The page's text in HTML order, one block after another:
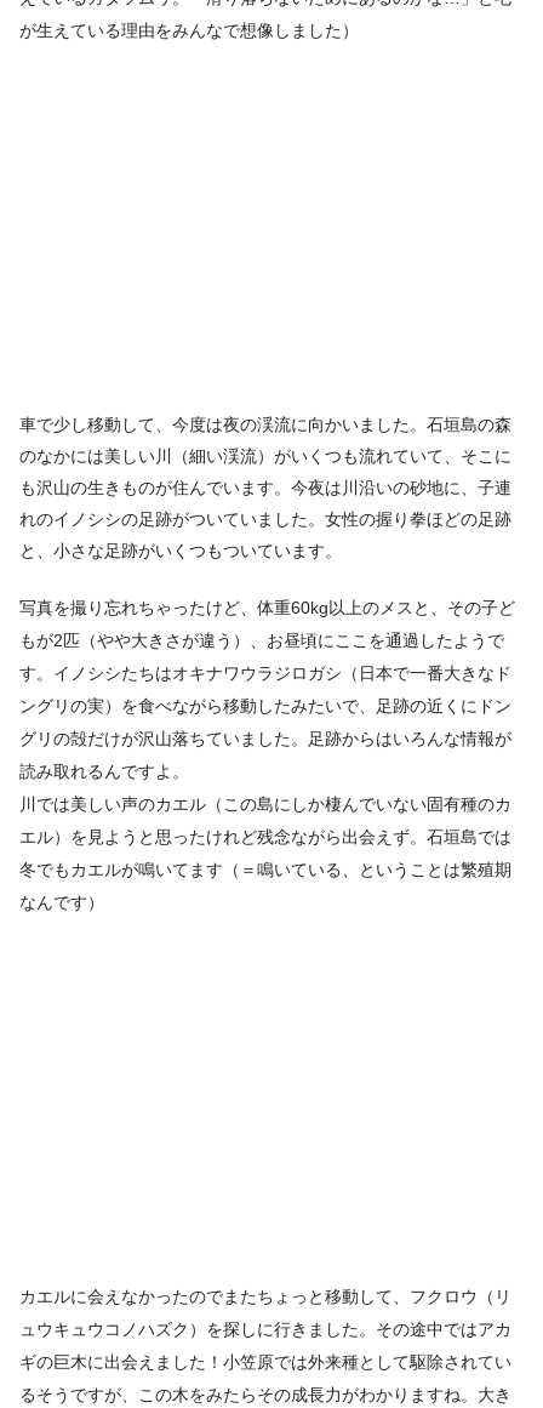
が生えている理由をみんなで想像しました）
車で少し移動して、今度は夜の渓流に向かいました。石垣島の森
のなかには美しい川（細い渓流）がいくつも流れていて、そこに
も沢山の生きものが住んでいます。今夜は川沿いの砂地に、子連
れのイノシシの足跡がついていました。女性の握り拳ほどの足跡
と、小さな足跡がいくつもついています。
写真を撮り忘れちゃったけど、体重60kg以上のメスと、その子ど
もが2匹（やや大きさが違う）、お昼頃にここを通過したようで
す。イノシシたちはオキナワウラジロガシ（日本で一番大きなド
ングリの実）を食べながら移動したみたいで、足跡の近くにドン
グリの殻だけが沢山落ちていました。足跡からはいろんな情報が
読み取れるんですよ。
川では美しい声のカエル（この島にしか棲んでいない固有種のカ
エル）を見ようと思ったけれど残念ながら出会えず。石垣島では
冬でもカエルが鳴いてます（＝鳴いている、ということは繁殖期
なんです）
カエルに会えなかったのでまたちょっと移動して、フクロウ（リ
ュウキュウコノハズク）を探しに行きました。その途中ではアカ
ギの巨木に出会えました！小笠原では外来種として駆除されてい
るそうですが、この木をみたらその成長力がわかりますね。大き